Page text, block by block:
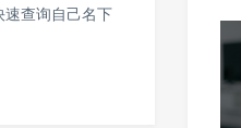
速查询自己名下